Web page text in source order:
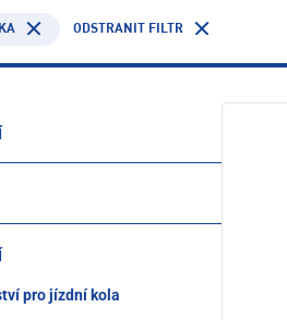
ODSTRANIT FILTR
pro jízdní kola